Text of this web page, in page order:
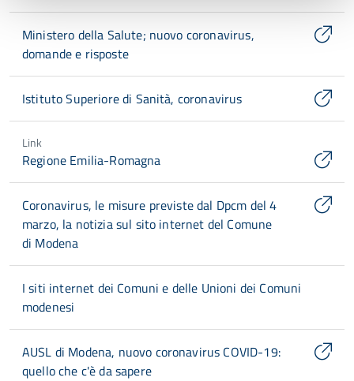
Ministero della Salute; nuovo coronavirus,
domande e risposte
Istituto Superiore di Sanità, coronavirus
Link
Regione Emilia-Romagna
Coronavirus, le misure previste dal Dpcm del 4
marzo, la notizia sul sito internet del Comune
di Modena
I siti internet dei Comuni e delle Unioni dei Comuni
modenesi
AUSL di Modena, nuovo coronavirus COVID-19:
quello che c'è da sapere